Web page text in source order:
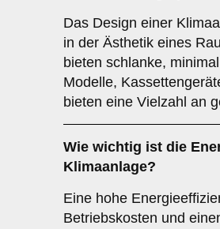
Das Design einer
in der Ästhetik eines
bieten schlanke,
Modelle,
bieten eine Vielzahl an
Wie wichtig ist die
Klimaanlage?
Eine hohe
Betriebskosten und